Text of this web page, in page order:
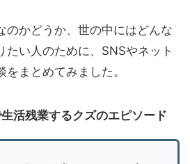
のかどうか、世の中にはどんな
たい人のために、SNSやネット
まとめてみました。
生活残業するクズのエピソード